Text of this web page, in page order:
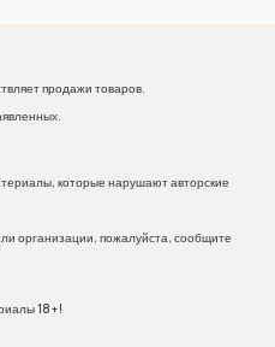
продажи товаров.
которые нарушают авторские
организации, пожалуйста, сообщите
18+!